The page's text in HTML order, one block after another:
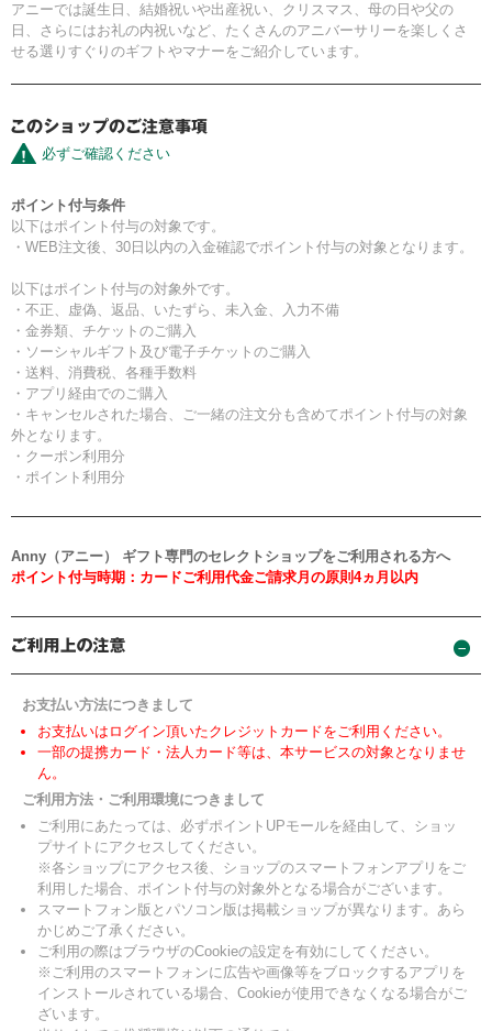
アニーでは誕生日、結婚祝いや出産祝い、クリスマス、母の日や父の
日、さらにはお礼の内祝いなど、たくさんのアニバーサリーを楽しくさ
せる選りすぐりのギフトやマナーをご紹介しています。
必ずご確認ください
ポイント付与条件
以下はポイント付与の対象です。
・WEB注文後、30日以内の入金確認でポイント付与の対象となります。
以下はポイント付与の対象外です。
・不正、虚偽、返品、いたずら、未入金、入力不備
・金券類、チケットのご購入
・ソーシャルギフト及び電子チケットのご購入
・送料、消費税、各種手数料
・アプリ経由でのご購入
・キャンセルされた場合、ご一緒の注文分も含めてポイント付与の対象
外となります。
・クーポン利用分
・ポイント利用分
Anny（アニー） ギフト専門のセレクトショップをご利用される方へ
ポイント付与時期：カードご利用代金ご請求月の原則4ヵ月以内
お支払い方法につきまして
お支払いはログイン頂いたクレジットカードをご利用ください。
一部の提携カード・法人カード等は、本サービスの対象となりませ
ん。
ご利用方法・ご利用環境につきまして
ご利用にあたっては、必ずポイントUPモールを経由して、ショッ
プサイトにアクセスしてください。
※各ショップにアクセス後、ショップのスマートフォンアプリをご
利用した場合、ポイント付与の対象外となる場合がございます。
スマートフォン版とパソコン版は掲載ショップが異なります。あら
かじめご了承ください。
ご利用の際はブラウザのCookieの設定を有効にしてください。
※ご利用のスマートフォンに広告や画像等をブロックするアプリを
インストールされている場合、Cookieが使用できなくなる場合がご
ざいます。